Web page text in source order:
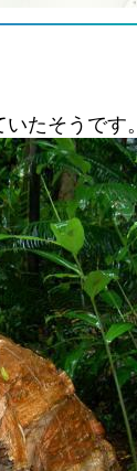
たそうです。